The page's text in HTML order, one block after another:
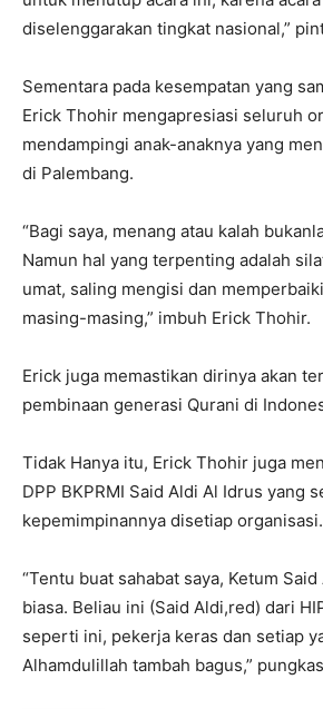
diselenggarakan tingkat nasional,”
Sementara pada kesempatan yang
Erick Thohir mengapresiasi seluruh
mendampingi anak-anaknya yang
di Palembang.
“Bagi saya, menang atau kalah
Namun hal yang terpenting adalah
umat, saling mengisi dan
masing-masing,” imbuh Erick Thohir.
Erick juga memastikan dirinya akan
pembinaan generasi Qurani di
Tidak Hanya itu, Erick Thohir juga
DPP BKPRMI Said Aldi Al Idrus yang
kepemimpinannya disetiap organisasi.
“Tentu buat sahabat saya, Ketum
biasa. Beliau ini (Said Aldi,red) dari
seperti ini, pekerja keras dan setiap
Alhamdulillah tambah bagus,”